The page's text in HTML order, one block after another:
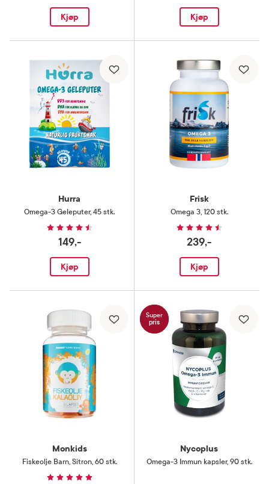
Kjøp Kjøp
Hurra
Omega-3 Geleputer, 45 stk.
149,-
Kjøp
Frisk
Omega 3, 120 stk.
239,-
Kjøp
Monkids
Fiskeolje Barn, Sitron, 60 stk.
Super
pris
Nycoplus
Omega-3 Immun kapsler, 90 stk.